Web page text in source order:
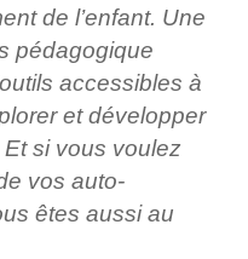
de l’enfant. Une
pédagogique
accessibles à
et développer
si vous voulez
vos auto-
êtes aussi au